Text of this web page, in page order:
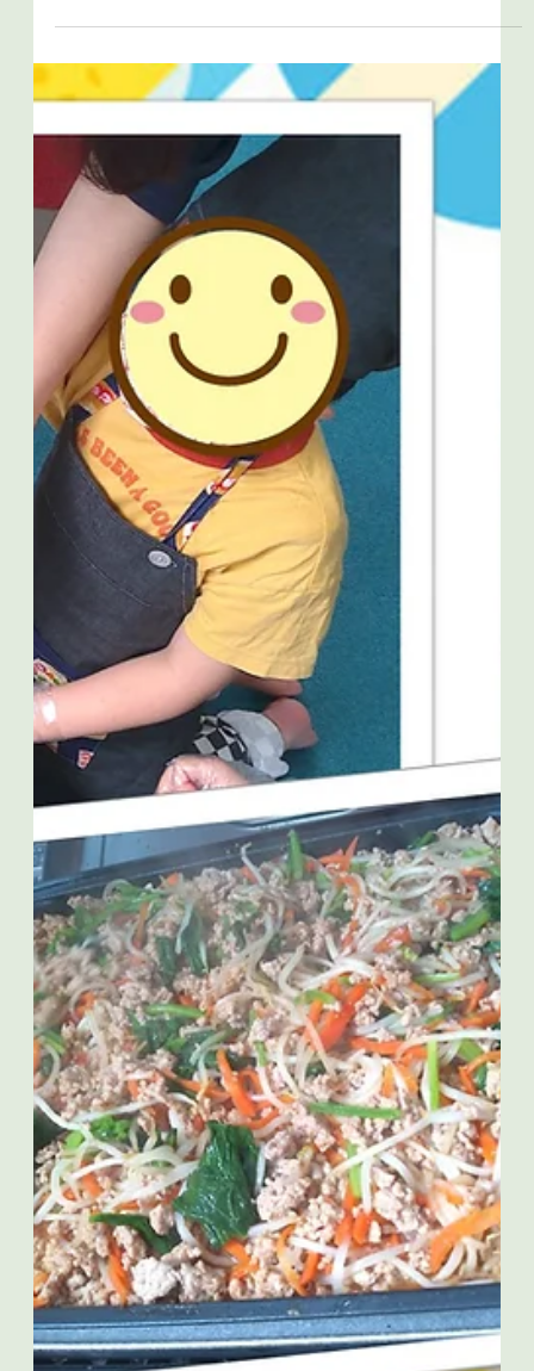
2025年6月12日
カラメル『スイーツショップ♡カラメル＠カップケー
キ』
こんにちは！ 札幌市北区新琴似の児童発達支援・放課後等デ
イサービス カラメルです！ この日は２回に分けてクッキン
グをしました！ 午前中のうちにカップケーキを焼きました( *
´艸｀) 役割分担をして粉やお水を入れて、順番に混ぜていき
ました。...